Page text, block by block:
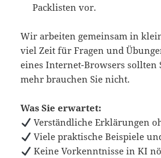
Packlisten vor.
Wir arbeiten gemeinsam in
viel Zeit für Fragen und
eines Internet-Browsers sollten
mehr brauchen Sie nicht.
Was Sie erwartet:
Verständliche Erklärungen
Viele praktische Beispiele
Keine Vorkenntnisse in KI